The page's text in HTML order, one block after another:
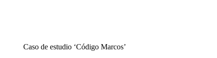
Caso de estudio ‘Código Marcos’